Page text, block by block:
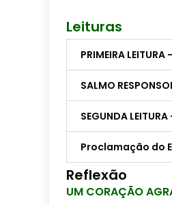
Leituras
PRIMEIRA
SALMO
SEGUNDA
Proclamação do
Reflexão
UM CORAÇÃO